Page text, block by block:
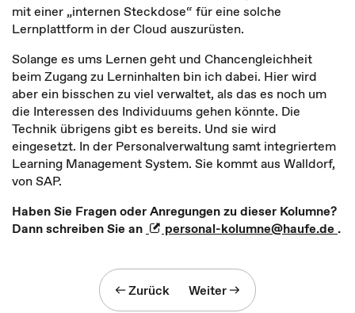
mit einer „internen Steckdose“ für eine solche
Lernplattform in der Cloud auszurüsten.
Solange es ums Lernen geht und Chancengleichheit
beim Zugang zu Lerninhalten bin ich dabei. Hier wird
aber ein bisschen zu viel verwaltet, als das es noch um
die Interessen des Individuums gehen könnte. Die
Technik übrigens gibt es bereits. Und sie wird
eingesetzt. In der Personalverwaltung samt integriertem
Learning Management System. Sie kommt aus Walldorf,
von SAP.
Haben Sie Fragen oder Anregungen zu dieser Kolumne?
Dann schreiben Sie an
personal-kolumne@haufe.de .
Zurück Weiter